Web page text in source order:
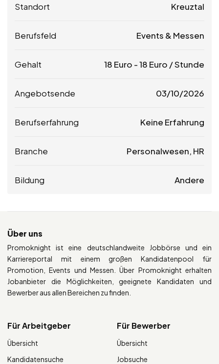
Standort Kreuztal
Berufsfeld Events & Messen
Gehalt 18 Euro -18 Euro / Stunde
Angebotsende 03/10/2026
Berufserfahrung Keine Erfahrung
Branche Personalwesen, HR
Bildung Andere
Über uns
Promoknight ist eine deutschlandweite Jobbörse und ein
Karriereportal mit einem großen Kandidatenpool für
Promotion, Events und Messen. Über Promoknight erhalten
Jobanbieter die Möglichkeiten, geeignete Kandidaten und
Bewerber aus allen Bereichen zu finden.
Für Arbeitgeber
Übersicht
Kandidatensuche
Für Bewerber
Übersicht
Jobsuche